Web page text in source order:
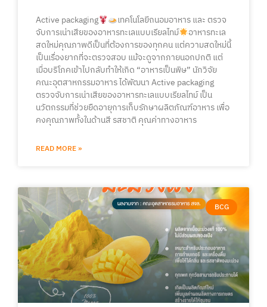
Active packaging
เทคโนโลยีถนอมอาหาร และ ตรวจ
จับการเน่าเสียของอาหารทะเลแบบเรียลไทม์
อาหารทะเล
สดใหม่คุณภาพดีเป็นที่ต้องการของทุกคน แต่ความสดใหม่นี้
เป็นเรื่องยากที่จะตรวจสอบ แม้จะดูจากภายนอกปกติ แต่
เมื่อบริโภคเข้าไปกลับทำให้เกิด “อาหารเป็นพิษ” นักวิจัย
คณะอุตสาหกรรมอาหาร ได้พัฒนา Active packaging
ตรวจจับการเน่าเสียของอาหารทะเลแบบเรียลไทม์ เป็น
นวัตกรรมที่ช่วยยืดอายุการเก็บรักษาผลิตภัณฑ์อาหาร เพื่อ
คงคุณภาพทั้งในด้านสี รสชาติ คุณค่าทางอาหาร
READ MORE »
BCG